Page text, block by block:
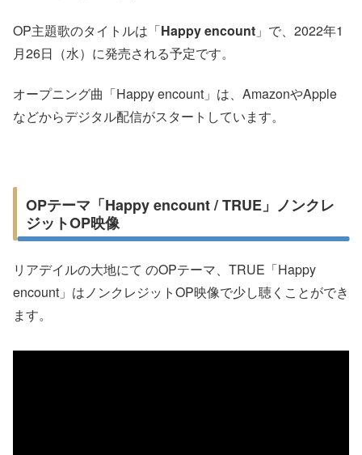
OP主題歌のタイトルは「Happy encount 」で、2022年1
月26日（水）に発売される予定です。
オープニング曲「Happy encount」は、AmazonやApple
などからデジタル配信がスタートしています。
OPテーマ「Happy encount / TRUE」ノンクレ
ジットOP映像
リアデイルの大地にて のOPテーマ、TRUE「Happy
encount」はノンクレジットOP映像で少し聴くことができ
ます。